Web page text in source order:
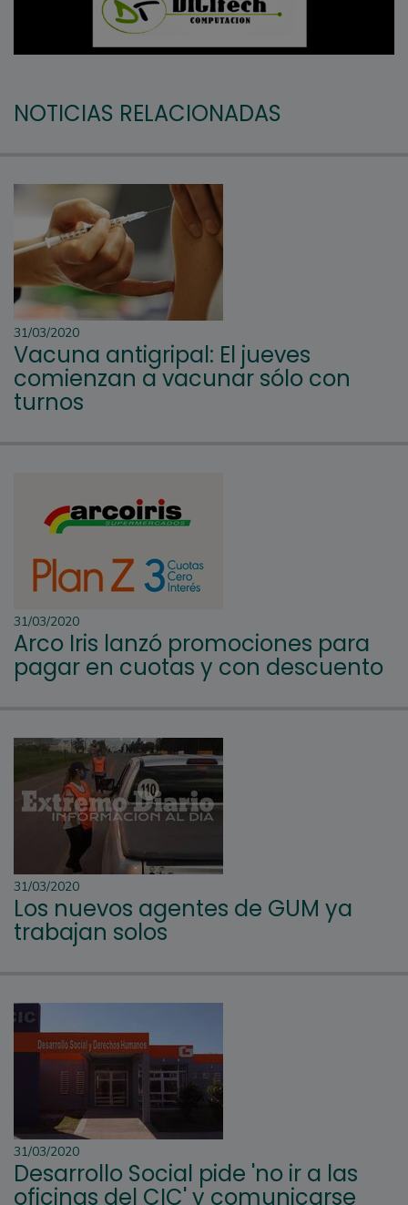
NOTICIAS RELACIONADAS
31/03/2020
Vacuna antigripal: El jueves
comienzan a vacunar sólo con
turnos
31/03/2020
Arco Iris lanzó promociones para
pagar en cuotas y con descuento
31/03/2020
Los nuevos agentes de GUM ya
trabajan solos
31/03/2020
Desarrollo Social pide 'no ir a las
oficinas del CIC' y comunicarse